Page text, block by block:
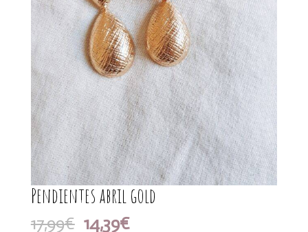
Pendientes abril gold
17,99€ El
14,39€El